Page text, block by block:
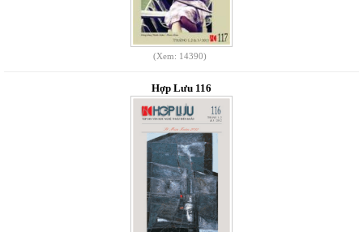
(Xem: 14390)
Hợp Lưu 116